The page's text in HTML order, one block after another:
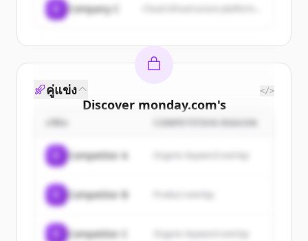
Company C
Discover monday.com's
customers
Sign up for free to view all
ofmonday.com.
New accounts include trial credits to
get started.
Create Free Account
คู่แข่ง </>
COMPETITION REASON
Competitor A Organic keyword overlap
Competitor B
Competitor C Organic keyword overlap